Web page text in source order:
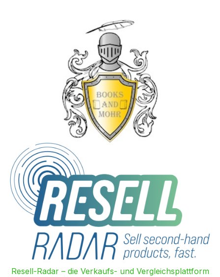
Resell-Radar – die Verkaufs- und Vergleichsplattform